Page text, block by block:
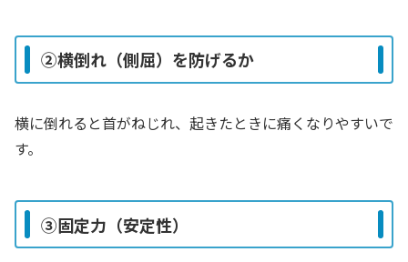
②横倒れ（側屈）を防げるか
横に倒れると首がねじれ、起きたときに痛くなりやすいで
す。
③固定力（安定性）